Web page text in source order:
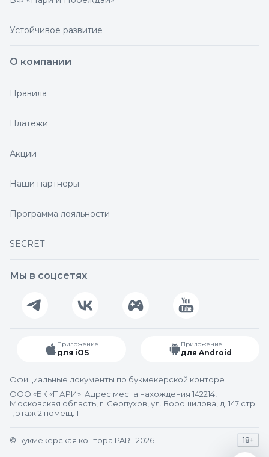
Устойчивое развитие
О компании
Правила
Платежи
Акции
Наши партнеры
Программа лояльности
SECRET
Мы в соцсетях
Приложение
для iOS
Приложение
для Android
Официальные документы по букмекерской конторе
ООО «БК «ПАРИ». Адрес места нахождения 142214,
Московская область, г. Серпухов, ул. Ворошилова, д. 147 стр.
1, этаж 2 помещ. 1
© Букмекерская контора PARI. 2026 18+